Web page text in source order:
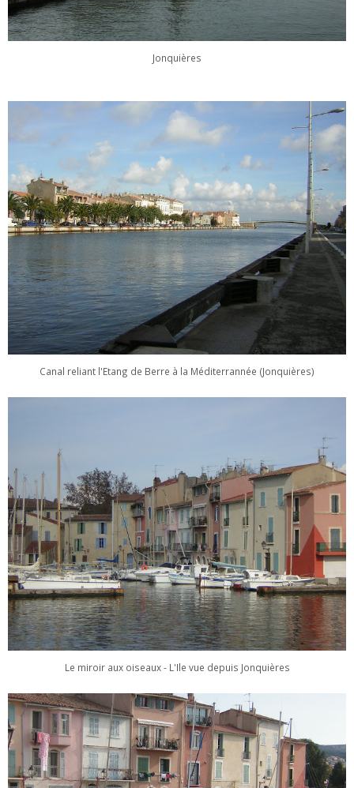
Jonquières
Canal reliant l'Etang de Berre à la Méditerrannée (Jonquières)
Le miroir aux oiseaux - L'Ile vue depuis Jonquières